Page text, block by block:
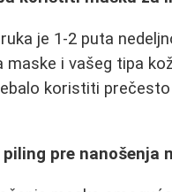
je 1-2 puta
i vašeg tipa
koristiti
pre nanošenja